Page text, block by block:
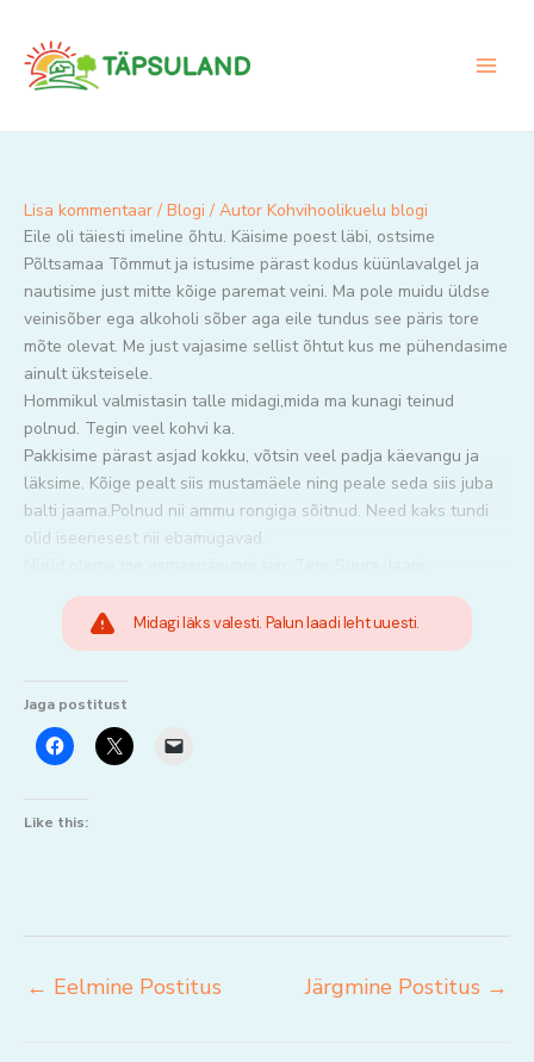
content
Lisa kommentaar / Blogi / Autor Kohvihoolikuelu blogi
Eile oli täiesti imeline õhtu. Käisime poest läbi, ostsime
Põltsamaa Tõmmut ja istusime pärast kodus küünlavalgel ja
nautisime just mitte kõige paremat veini. Ma pole muidu üldse
veinisõber ega alkoholi sõber aga eile tundus see päris tore
mõte olevat. Me just vajasime sellist õhtut kus me pühendasime
ainult üksteisele.
Hommikul valmistasin talle midagi,mida ma kunagi teinud
polnud. Tegin veel kohvi ka.
Pakkisime pärast asjad kokku, võtsin veel padja käevangu ja
läksime. Kõige pealt siis mustamäele ning peale seda siis juba
balti jaama.Polnud nii ammu rongiga sõitnud. Need kaks tundi
olid iseenesest nii ebamugavad.
Midagi läks valesti. Palun laadi leht uuesti.
Jaga postitust
Like this:
← Eelmine Postitus Järgmine Postitus →